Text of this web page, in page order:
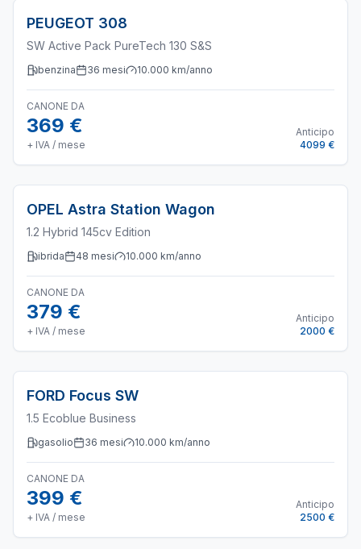
PEUGEOT 308
SW Active Pack PureTech 130 S&S
benzina 36 mesi 10.000 km/anno
CANONE DA
369 €
+ IVA / mese
Anticipo
4099 €
OPEL Astra Station Wagon
1.2 Hybrid 145cv Edition
ibrida 48 mesi 10.000 km/anno
CANONE DA
379 €
+ IVA / mese
Anticipo
2000 €
FORD Focus SW
1.5 Ecoblue Business
gasolio 36 mesi 10.000 km/anno
CANONE DA
399 €
+ IVA / mese
Anticipo
2500 €